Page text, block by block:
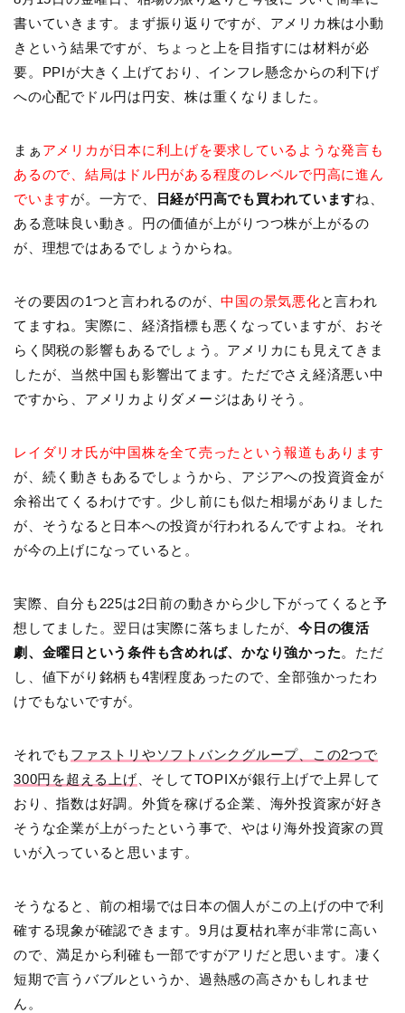
書いていきます。まず振り返りですが、アメリカ株は小動
きという結果ですが、ちょっと上を目指すには材料が必
要。PPIが大きく上げており、インフレ懸念からの利下げ
への心配でドル円は円安、株は重くなりました。
まぁ アメリカが日本に利上げを要求しているような発言も
あるので、結局はドル円がある程度のレベルで円高に進ん
でいますが。一方で、 日経が円高でも買われていますね、
ある意味良い動き。円の価値が上がりつつ株が上がるの
が、理想ではあるでしょうからね。
その要因の1つと言われるのが、中国の景気悪化と言われ
てますね。実際に、経済指標も悪くなっていますが、おそ
らく関税の影響もあるでしょう。アメリカにも見えてきま
したが、当然中国も影響出てます。ただでさえ経済悪い中
ですから、アメリカよりダメージはありそう。
レイダリオ氏が中国株を全て売ったという報道もあります
が、続く動きもあるでしょうから、アジアへの投資資金が
余裕出てくるわけです。少し前にも似た相場がありました
が、そうなると日本への投資が行われるんですよね。それ
が今の上げになっていると。
実際、自分も225は2日前の動きから少し下がってくると予
想してました。翌日は実際に落ちましたが、今日の復活
劇、金曜日という条件も含めれば、かなり強かった。ただ
し、値下がり銘柄も4割程度あったので、全部強かったわ
けでもないですが。
それでも ファストリやソフトバンクグループ、この2つで
300円を超える上げ 、そしてTOPIXが銀行上げで上昇して
おり、指数は好調。外貨を稼げる企業、海外投資家が好き
そうな企業が上がったという事で、やはり海外投資家の買
いが入っていると思います。
そうなると、前の相場では日本の個人がこの上げの中で利
確する現象が確認できます。9月は夏枯れ率が非常に高い
ので、満足から利確も一部ですがアリだと思います。凄く
短期で言うバブルというか、過熱感の高さかもしれませ
ん。